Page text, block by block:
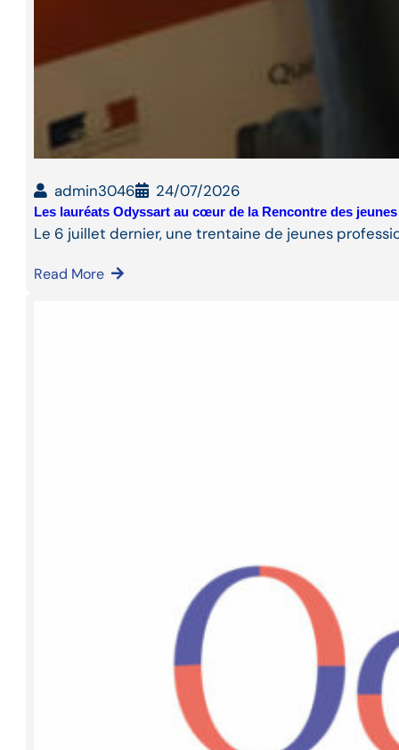
admin3046 24/07/2026
Les lauréats Odyssart au cœur de la Rencontre des
Le 6 juillet dernier, une trentaine de jeunes
Read More